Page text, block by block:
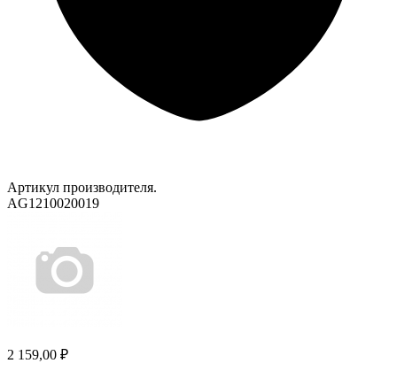
Артикул производителя.
AG1210020019
2 159,00 ₽